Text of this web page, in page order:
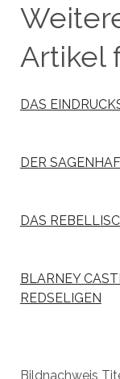
Artikel
DAS
DER
DAS
BLARNEY
REDSELIGEN
Bildnachweis